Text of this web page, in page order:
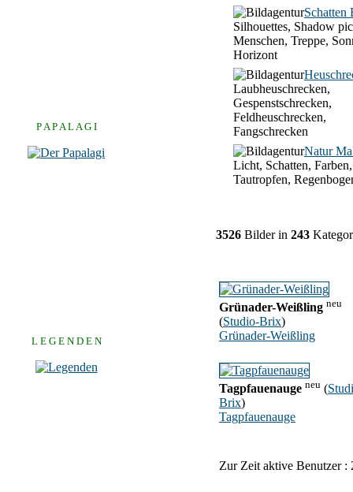
P A P A L A G I
L E G E N D E N
Schatten
Silhouettes, Shadow
Menschen, Treppe,
Horizont
Laubheuschrecken,
Gespenstschrecken,
Feldheuschrecken,
Fangschrecken
Natur
Licht, Schatten,
Tautropfen,
3526 Bilder in 243
Grünader-Weißling neu
(Studio-Brix)
Grünader-Weißling
Tagpfauenauge neu (
Brix)
Tagpfauenauge
Zur Zeit aktive Benutzer :